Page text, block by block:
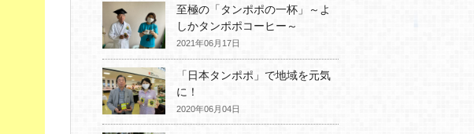
至極の「タンポポの一杯」～よ
しかタンポポコーヒー～
2021年06月17日
「日本タンポポ」で地域を元気
に！
2020年06月04日